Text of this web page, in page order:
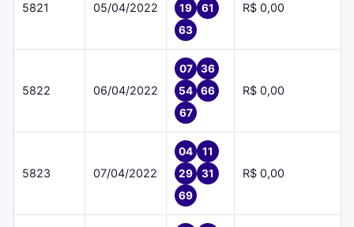
5821 05/04/2022
19
61
63
R$ 0,00
5822 06/04/2022
07
36
54
66
67
R$ 0,00
5823 07/04/2022
04
11
29
31
69
R$ 0,00